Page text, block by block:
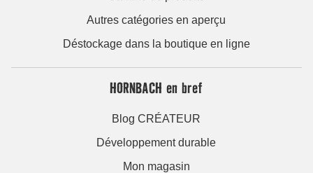
Autres catégories en aperçu
Déstockage dans la boutique en ligne
HORNBACH en bref
Blog CRÉATEUR
Développement durable
Mon magasin